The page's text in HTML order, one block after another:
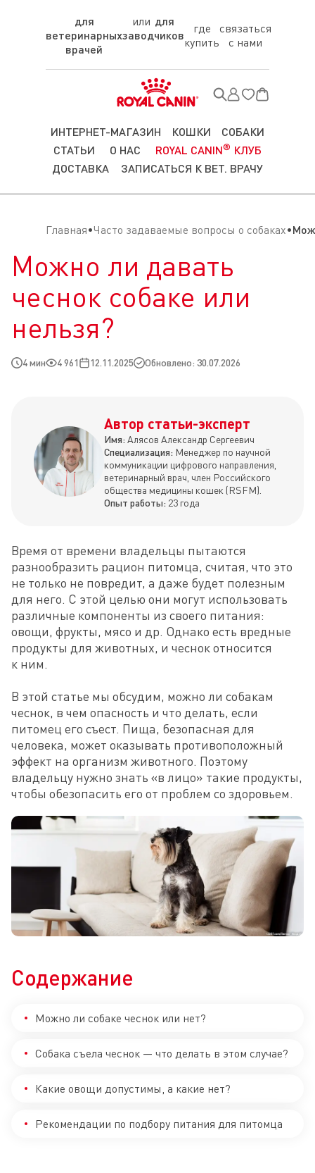
для
ветеринарных
врачей
для
заводчиков
где
купить
связаться
с нами
ИНТЕРНЕТ-МАГАЗИН КОШКИ
СОБАКИ
СТАТЬИ
О НАС ROYAL CANIN® КЛУБ
ДОСТАВКА
ЗАПИСАТЬСЯ К ВЕТ. ВРАЧУ
Главная Часто задаваемые вопросы о собаках
Можно ли давать
чеснок собаке или
нельзя?
4 мин 4 961 12.11.2025 Обновлено: 30.07.2026
Автор статьи-эксперт
Имя: Алясов Александр Сергеевич
Специализация: Менеджер по научной
коммуникации цифрового направления,
ветеринарный врач, член Российского
общества медицины кошек (RSFM).
Опыт работы: 23 года
Время от времени владельцы пытаются
разнообразить рацион питомца, считая, что это
не только не повредит, а даже будет полезным
для него. С этой целью они могут использовать
различные компоненты из своего питания:
овощи, фрукты, мясо и др. Однако есть вредные
продукты для животных, и чеснок относится
к ним.
В этой статье мы обсудим, можно ли собакам
чеснок, в чем опасность и что делать, если
питомец его съест. Пища, безопасная для
человека, может оказывать противоположный
эффект на организм животного. Поэтому
владельцу нужно знать «в лицо» такие продукты,
чтобы обезопасить его от проблем со здоровьем.
Содержание
Можно ли собаке чеснок или нет?
Собака съела чеснок — что делать в этом случае?
Какие овощи допустимы, а какие нет?
Рекомендации по подбору питания для питомца